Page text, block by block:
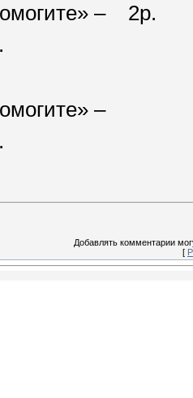
– 2р.
–
Добавлять комментарии
[